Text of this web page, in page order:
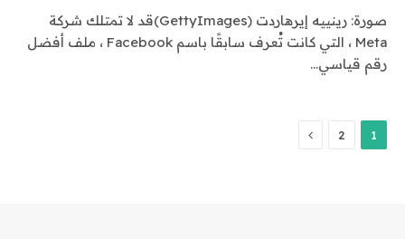
صورة: رينييه إيرهاردت (GettyImages)قد لا تمتلك شركة
Meta ، التي كانت تُعرف سابقًا باسم Facebook ، ملف أفضل
رقم قياسي…
1
2 التالي